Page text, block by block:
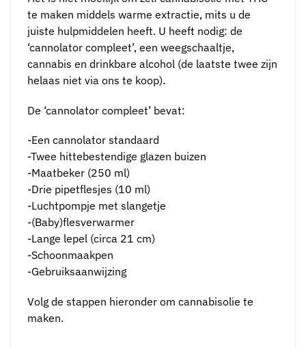
te maken middels warme extractie, mits u de
juiste hulpmiddelen heeft. U heeft nodig: de
‘cannolator compleet’, een weegschaaltje,
cannabis en drinkbare alcohol (de laatste twee zijn
helaas niet via ons te koop).
De ‘cannolator compleet’ bevat:
-Een cannolator standaard
-Twee hittebestendige glazen buizen
-Maatbeker (250 ml)
-Drie pipetflesjes (10 ml)
-Luchtpompje met slangetje
-(Baby)flesverwarmer
-Lange lepel (circa 21 cm)
-Schoonmaakpen
-Gebruiksaanwijzing
Volg de stappen hieronder om cannabisolie te
maken.